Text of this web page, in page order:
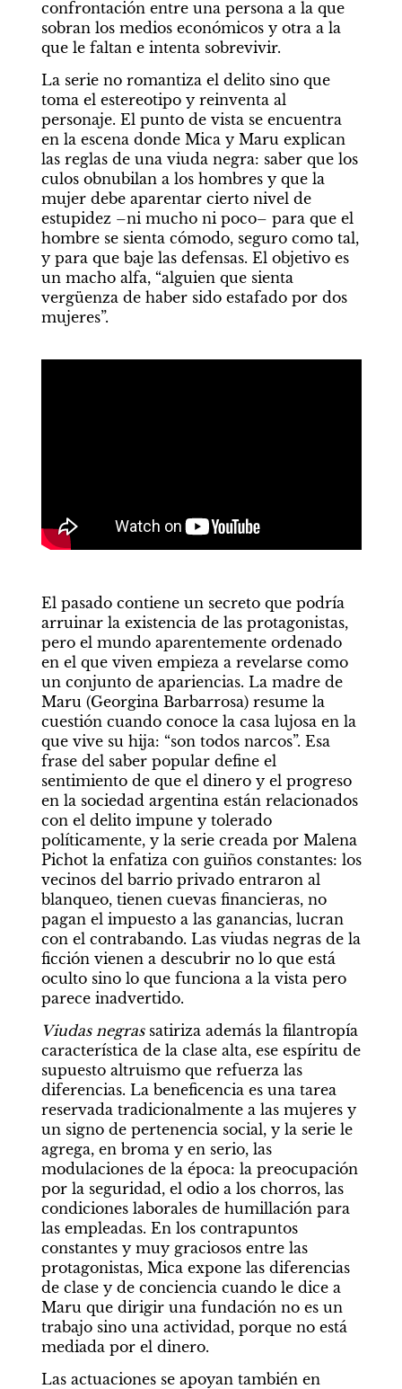
confrontación entre una persona a la que
sobran los medios económicos y otra a la
que le faltan e intenta sobrevivir.
La serie no romantiza el delito sino que
toma el estereotipo y reinventa al
personaje. El punto de vista se encuentra
en la escena donde Mica y Maru explican
las reglas de una viuda negra: saber que los
culos obnubilan a los hombres y que la
mujer debe aparentar cierto nivel de
estupidez –ni mucho ni poco– para que el
hombre se sienta cómodo, seguro como tal,
y para que baje las defensas. El objetivo es
un macho alfa, “alguien que sienta
vergüenza de haber sido estafado por dos
mujeres”.
El pasado contiene un secreto que podría
arruinar la existencia de las protagonistas,
pero el mundo aparentemente ordenado
en el que viven empieza a revelarse como
un conjunto de apariencias. La madre de
Maru (Georgina Barbarrosa) resume la
cuestión cuando conoce la casa lujosa en la
que vive su hija: “son todos narcos”. Esa
frase del saber popular define el
sentimiento de que el dinero y el progreso
en la sociedad argentina están relacionados
con el delito impune y tolerado
políticamente, y la serie creada por Malena
Pichot la enfatiza con guiños constantes: los
vecinos del barrio privado entraron al
blanqueo, tienen cuevas financieras, no
pagan el impuesto a las ganancias, lucran
con el contrabando. Las viudas negras de la
ficción vienen a descubrir no lo que está
oculto sino lo que funciona a la vista pero
parece inadvertido.
Viudas negras satiriza además la filantropía
característica de la clase alta, ese espíritu de
supuesto altruismo que refuerza las
diferencias. La beneficencia es una tarea
reservada tradicionalmente a las mujeres y
un signo de pertenencia social, y la serie le
agrega, en broma y en serio, las
modulaciones de la época: la preocupación
por la seguridad, el odio a los chorros, las
condiciones laborales de humillación para
las empleadas. En los contrapuntos
constantes y muy graciosos entre las
protagonistas, Mica expone las diferencias
de clase y de conciencia cuando le dice a
Maru que dirigir una fundación no es un
trabajo sino una actividad, porque no está
mediada por el dinero.
Las actuaciones se apoyan también en